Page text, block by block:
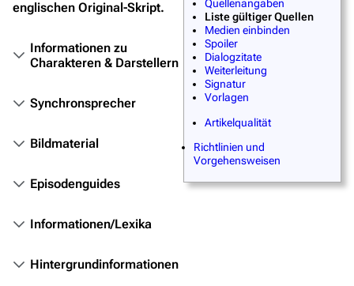
Das Stargate-Universum
Themenportal
Orte
Fanprojekte
Kommerzielles
Quellenangaben
Liste gültiger Quellen
Medien einbinden
Spoiler
Dialogzitate
Weiterleitung
Signatur
Vorlagen
Artikelqualität
Richtlinien und
Vorgehensweisen
englischen Original-Skript.
Informationen zu
Charakteren & Darstellern
Synchronsprecher
Bildmaterial
Episodenguides
Informationen/Lexika
Hintergrundinformationen